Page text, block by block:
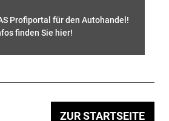
Profiportal für den Autohandel!
finden Sie hier!
ZUR STARTSEITE